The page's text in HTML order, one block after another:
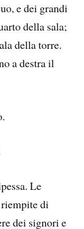
e dei grandi
della sala;
della torre.
a destra il
Le
di
dei signori e